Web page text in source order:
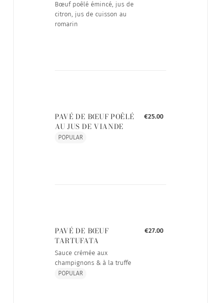
Bœuf poêlé émincé, jus de
citron, jus de cuisson au
romarin
PAVÉ DE BŒUF POÊLÉ
AU JUS DE VIANDE
POPULAR
€25.00
PAVÉ DE BŒUF
TARTUFATA
Sauce crémée aux
champignons & à la truffe
POPULAR
€27.00